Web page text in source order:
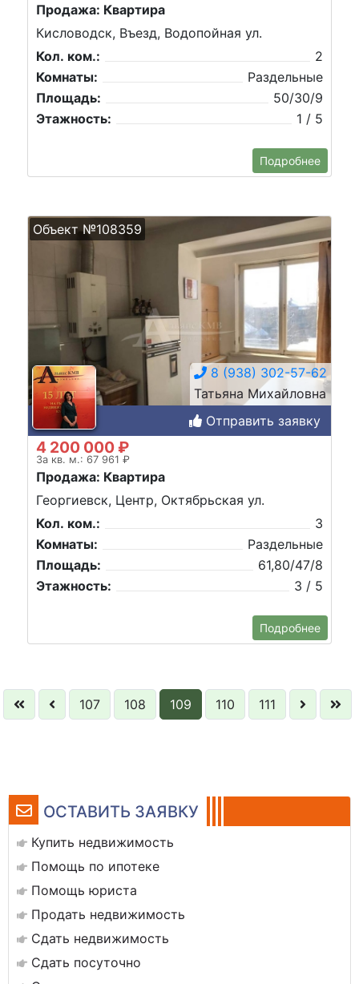
ОСТАВИТЬ ЗАЯВКУ
Купить недвижимость
Помощь по ипотеке
Помощь юриста
Продать недвижимость
Сдать недвижимость
Сдать посуточно
Продажа: Квартира
Кисловодск, Въезд, Водопойная ул.
Кол. ком.:
2
Комнаты:
Раздельные
Площадь:
50/30/9
Этажность:
1 / 5
Подробнее
Объект №108359
8 (938) 302-57-62
Татьяна Михайловна
Отправить заявку
4 200 000 ₽
За кв. м.: 67 961 ₽
Продажа: Квартира
Георгиевск, Центр, Октябрьская ул.
Кол. ком.:
3
Комнаты:
Раздельные
Площадь:
61,80/47/8
Этажность:
3 / 5
Подробнее
107 108 109 110 111